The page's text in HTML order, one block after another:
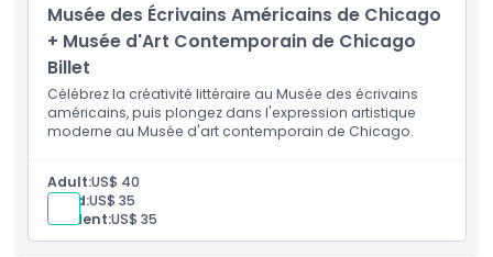
Musée des Écrivains Américains de Chicago
+ Musée d'Art Contemporain de Chicago
Billet
Célébrez la créativité littéraire au Musée des écrivains
américains, puis plongez dans l'expression artistique
moderne au Musée d'art contemporain de Chicago.
Adult:US$ 40
Child:US$ 35
Student:US$ 35